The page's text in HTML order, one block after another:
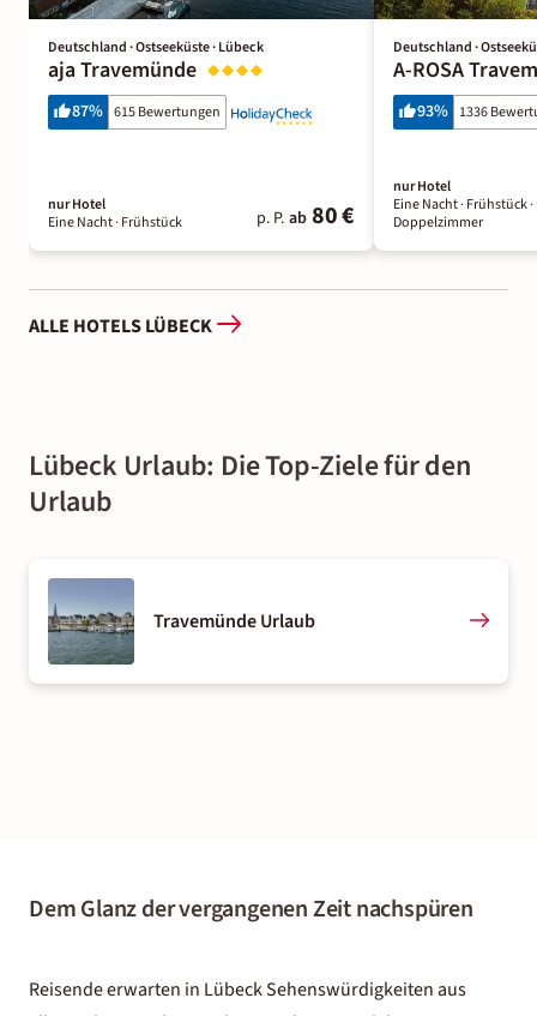
Deutschland · Ostseeküste · Lübeck
aja Travemünde
87% 615 Bewertungen
nur Hotel
Eine Nacht· Frühstück p. P. ab 80 €
Deutschland ·
A-ROSA
93% 1336
nur Hotel
Eine Nacht· Frühstück·
Doppelzimmer
ALLE HOTELS LÜBECK
Lübeck Urlaub: Die Top-Ziele für den
Urlaub
Travemünde Urlaub
Dem Glanz der vergangenen Zeit nachspüren
Reisende erwarten in Lübeck Sehenswürdigkeiten aus